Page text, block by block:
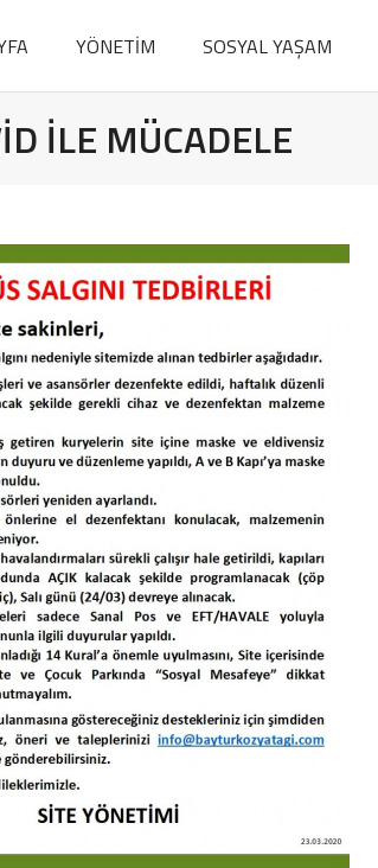
SOSYAL YAŞAM
YÖNETİM
İLE MÜCADELE